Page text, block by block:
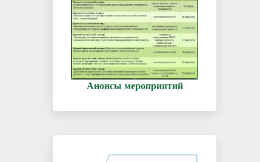
Анонсы мероприятий